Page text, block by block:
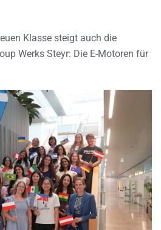
Klasse steigt auch die
Werks Steyr: Die E-Motoren für